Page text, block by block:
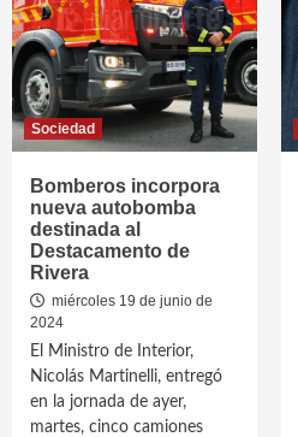
Sociedad
Bomberos incorpora
nueva autobomba
destinada al
Destacamento de
Rivera
miércoles 19 de junio de
2024
El Ministro de Interior,
Nicolás Martinelli, entregó
en la jornada de ayer,
martes, cinco camiones